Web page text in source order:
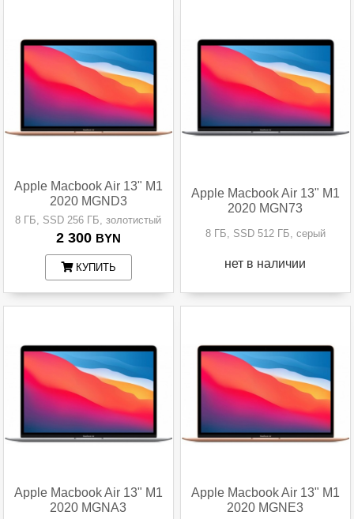
Apple Macbook Air 13" M1
2020 MGND3
8 ГБ, SSD 256 ГБ, золотистый
2 300 BYN
КУПИТЬ
Apple Macbook Air 13" M1
2020 MGN73
8 ГБ, SSD 512 ГБ, серый
нет в наличии
Apple Macbook Air 13" M1
2020 MGNA3
Apple Macbook Air 13" M1
2020 MGNE3